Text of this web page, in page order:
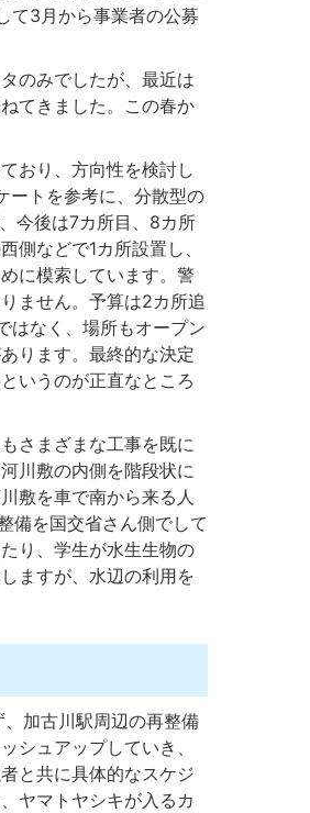
て3月から事業者の公募
のみでしたが、最近は
てきました。この春か
おり、方向性を検討し
ートを参考に、分散型の
今後は7カ所目、8カ所
側などで1カ所設置し、
に模索しています。警
ません。予算は2カ所追
はなく、場所もオープン
ります。最終的な決定
いうのが正直なところ
さまざまな工事を既に
川敷の内側を階段状に
敷を車で南から来る人
備を国交省さん側でして
り、学生が水生生物の
ますが、水辺の利用を
加古川駅周辺の再整備
シュアップしていき、
と共に具体的なスケジ
ヤマトヤシキが入るカ